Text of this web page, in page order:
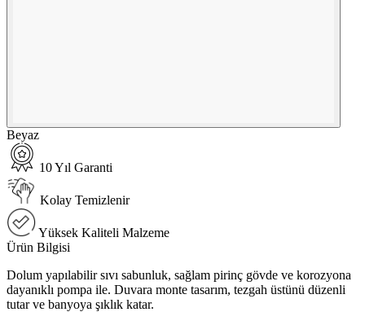
Beyaz
10 Yıl Garanti
Kolay Temizlenir
Yüksek Kaliteli Malzeme
Ürün Bilgisi
Dolum yapılabilir sıvı sabunluk, sağlam pirinç gövde ve korozyona
dayanıklı pompa ile. Duvara monte tasarım, tezgah üstünü düzenli
tutar ve banyoya şıklık katar.